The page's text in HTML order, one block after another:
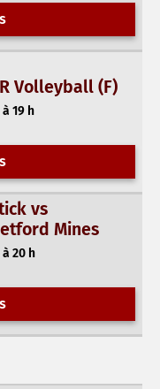
Volleyball (F)
19 h
vs
Mines
20 h